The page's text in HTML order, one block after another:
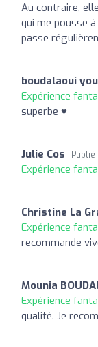
Au contraire,
qui me pousse
passe
boudalaoui
Expérience
superbe ♥️
Julie Cos Publié
Expérience
Christine La
Expérience
recommande
Mounia
Expérience
qualité. Je